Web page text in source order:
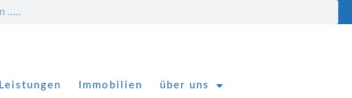
Leistungen Immobilien über uns